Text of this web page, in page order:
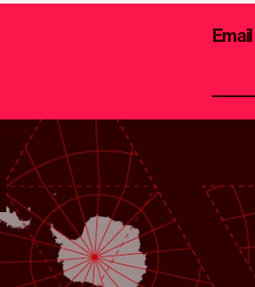
Email